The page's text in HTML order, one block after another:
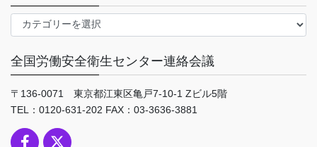
テ
リ
ー
全国労働安全衛生センター連絡会議
〒136-0071 東京都江東区亀戸7-10-1 Zビル5階
TEL：0120-631-202 FAX：03-3636-3881